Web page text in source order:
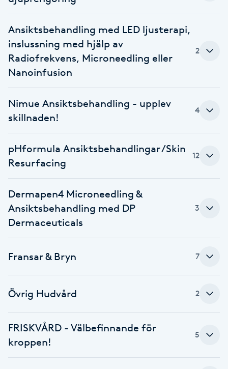
F
Face framing
Faceliftmassage
Fettreducering
Fibromassage
Fillers
Fotmassage
Fotsvamp
Fransar
Fransborttagning
Ansiktsbehandling med LED ljusterapi,
inslussning med hjälp av
Radiofrekvens, Microneedling eller
Nanoinfusion
2
Nimue Ansiktsbehandling - upplev
skillnaden!
4
pHformula Ansiktsbehandlingar /Skin
Resurfacing
12
Dermapen4 Microneedling &
Ansiktsbehandling med DP
Dermaceuticals
3
Fransar & Bryn 7
Övrig Hudvård 2
FRISKVÅRD - Välbefinnande för
kroppen!
5